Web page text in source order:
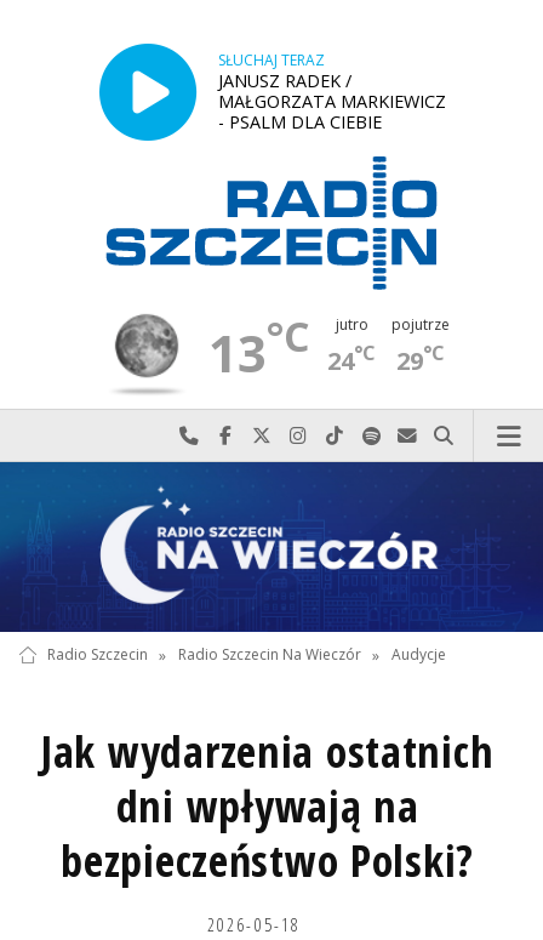
SŁUCHAJ TERAZ
JANUSZ RADEK /
MAŁGORZATA MARKIEWICZ
- PSALM DLA CIEBIE
13°C jutro
24°C
pojutrze
29°C
Najlepiej po prostu do nas zadzwoń
Odwiedź nas na Facebook-u
Odwiedź nas na X
Odwiedź nas na Instagram-ie
Odwiedź nas na TikTok-u
Szukaj nas na Spotify
Wyślij do nas
Szukaj
Radio Szczecin » Radio Szczecin Na Wieczór » Audycje
Jak wydarzenia ostatnich
dni wpływają na
bezpieczeństwo Polski?
2026-05-18